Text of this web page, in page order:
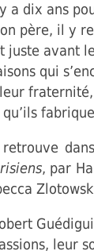
a dix ans
père, il y
avant
qui
fraternité,
, par
leur